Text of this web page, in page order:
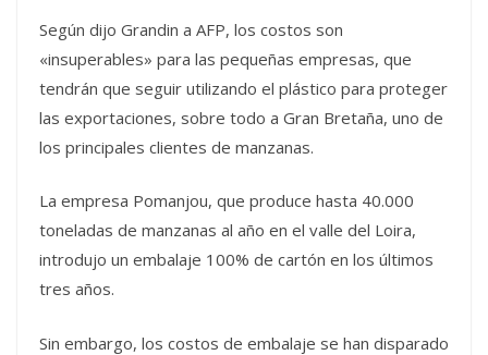
Según dijo Grandin a AFP, los costos son
«insuperables» para las pequeñas empresas, que
tendrán que seguir utilizando el plástico para proteger
las exportaciones, sobre todo a Gran Bretaña, uno de
los principales clientes de manzanas.
La empresa Pomanjou, que produce hasta 40.000
toneladas de manzanas al año en el valle del Loira,
introdujo un embalaje 100% de cartón en los últimos
tres años.
Sin embargo, los costos de embalaje se han disparado